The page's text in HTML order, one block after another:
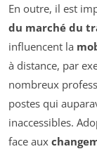
En outre, il est
du marché du
influencent la
à distance, par
nombreux
postes qui
inaccessibles.
face aux